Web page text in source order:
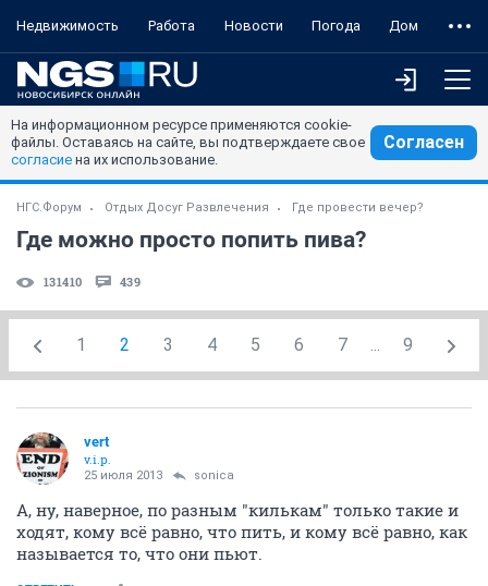
Недвижимость Работа Новости Погода Дом
На информационном ресурсе применяются cookie-
файлы. Оставаясь на сайте, вы подтверждаете свое
согласие на их использование.
Согласен
НГС.Форум Отдых Досуг Развлечения Где провести вечер?
Где можно просто попить пива?
131410 439
1 2 3 4 5 6 7 ... 9
vert
v.i.p.
25 июля 2013 sonica
А, ну, наверное, по разным "килькам" только такие и
ходят, кому всё равно, что пить, и кому всё равно, как
называется то, что они пьют.